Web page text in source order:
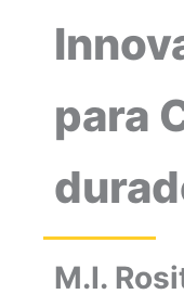
para
M.I.